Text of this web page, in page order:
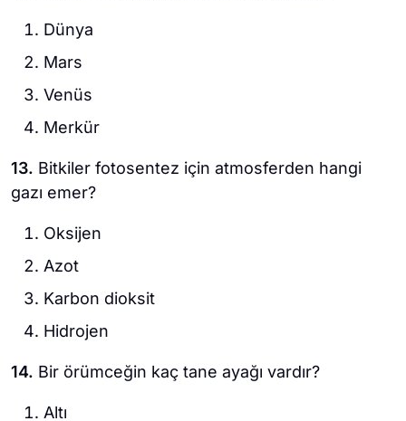
Dünya
Mars
Venüs
Merkür
13. Bitkiler fotosentez için atmosferden hangi
gazı emer?
Oksijen
Azot
Karbon dioksit
Hidrojen
14. Bir örümceğin kaç tane ayağı vardır?
Altı